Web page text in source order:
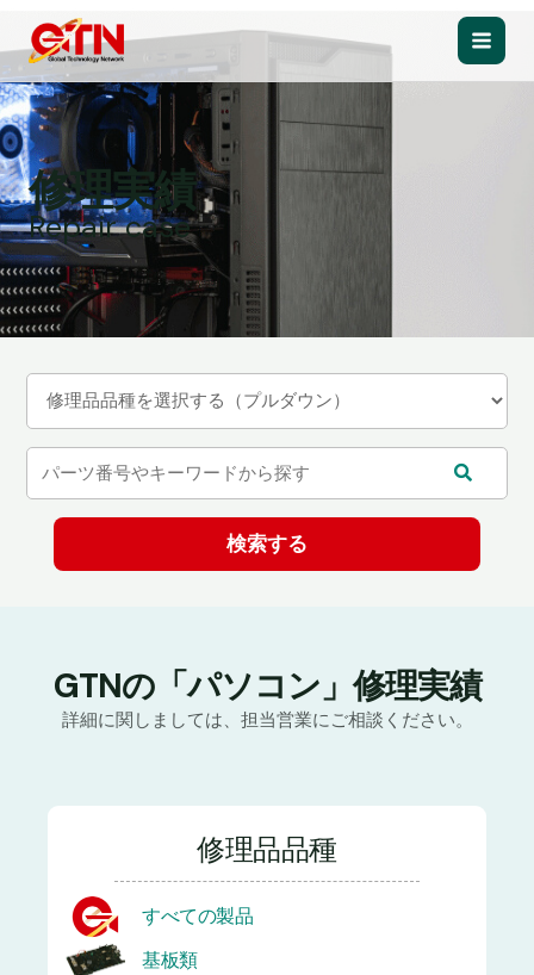
を
ス
キ
ッ
プ
Main
修理実績
Repair case
GTNの「パソコン」修理実績
詳細に関しましては、担当営業にご相談ください。
修理品品種
すべての製品
基板類